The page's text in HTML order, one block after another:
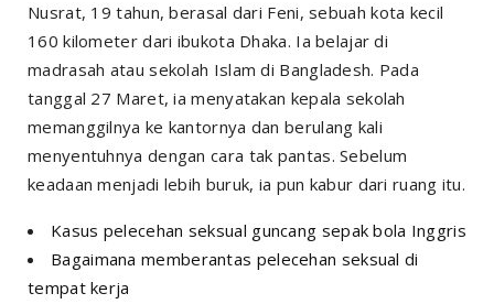
Nusrat, 19 tahun, berasal dari Feni, sebuah kota kecil
160 kilometer dari ibukota Dhaka. Ia belajar di
madrasah atau sekolah Islam di Bangladesh. Pada
tanggal 27 Maret, ia menyatakan kepala sekolah
memanggilnya ke kantornya dan berulang kali
menyentuhnya dengan cara tak pantas. Sebelum
keadaan menjadi lebih buruk, ia pun kabur dari ruang itu.
Kasus pelecehan seksual guncang sepak bola Inggris
Bagaimana memberantas pelecehan seksual di
tempat kerja